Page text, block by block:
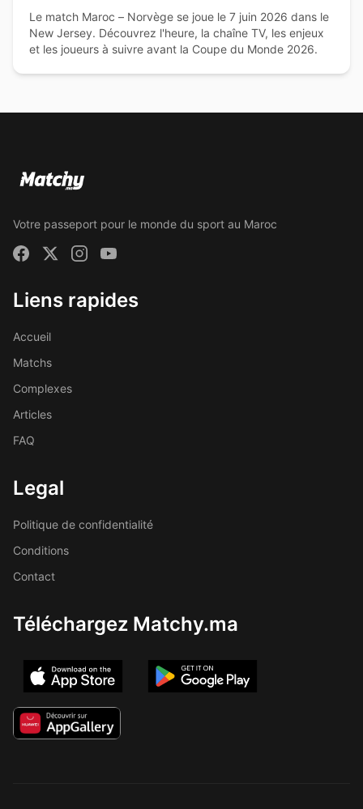
Le match Maroc – Norvège se joue le 7 juin 2026 dans le
New Jersey. Découvrez l'heure, la chaîne TV, les enjeux
et les joueurs à suivre avant la Coupe du Monde 2026.
Votre passeport pour le monde du sport au Maroc
Liens rapides
Accueil
Matchs
Complexes
Articles
FAQ
Legal
Politique de confidentialité
Conditions
Contact
Téléchargez Matchy.ma